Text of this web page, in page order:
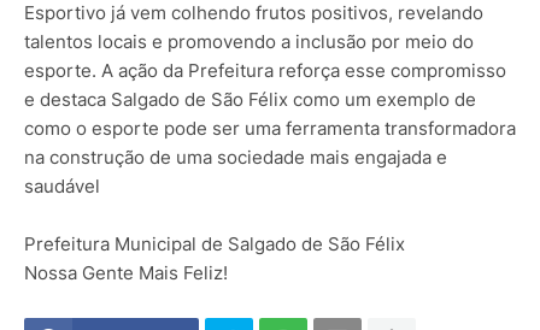
Esportivo já vem colhendo frutos positivos, revelando
talentos locais e promovendo a inclusão por meio do
esporte. A ação da Prefeitura reforça esse compromisso
e destaca Salgado de São Félix como um exemplo de
como o esporte pode ser uma ferramenta transformadora
na construção de uma sociedade mais engajada e
saudável
Prefeitura Municipal de Salgado de São Félix
Nossa Gente Mais Feliz!